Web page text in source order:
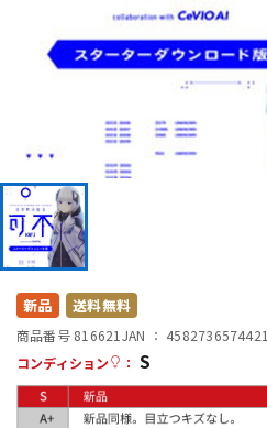
管楽器
DJ機器
配信/ライブ機器
中古
新品 送料無料
商品番号 816621 JAN ： 4582736574421
コンディション
： S